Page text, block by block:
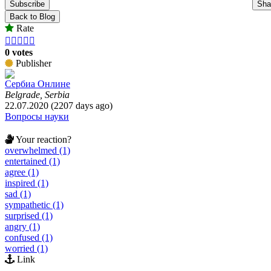
Subscribe
Back to Blog
Rate
    
0 votes
Publisher
Сербиа Онлине
Belgrade, Serbia
22.07.2020 (2207 days ago)
Вопросы науки
Your reaction?
overwhelmed (1)
entertained (1)
agree (1)
inspired (1)
sad (1)
sympathetic (1)
surprised (1)
angry (1)
confused (1)
worried (1)
Link